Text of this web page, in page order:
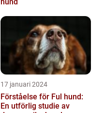
17 januari 2024
Förståelse för Ful hund:
En utförlig studie av